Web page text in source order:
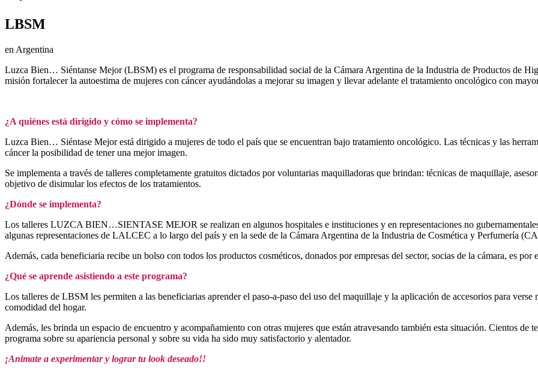
LBSM
en Argentina
Luzca Bien… Siéntanse Mejor (LBSM) es el programa de responsabilidad social de la Cámara Argentina de la Industria de Productos de
misión fortalecer la autoestima de mujeres con cáncer ayudándolas a mejorar su imagen y llevar adelante el tratamiento oncológico con
¿A quiénes está dirigido y cómo se implementa?
Luzca Bien… Siéntase Mejor está dirigido a mujeres de todo el país que se encuentran bajo tratamiento oncológico. Las técnicas y las
cáncer la posibilidad de tener una mejor imagen.
Se implementa a través de talleres completamente gratuitos dictados por voluntarias maquilladoras que brindan: técnicas de maquillaje,
objetivo de disimular los efectos de los tratamientos.
¿Dónde se implementa?
Los talleres LUZCA BIEN…SIENTASE MEJOR se realizan en algunos hospitales e instituciones y en representaciones no
algunas representaciones de LALCEC a lo largo del país y en la sede de la Cámara Argentina de la Industria de Cosmética y Perfumería
Además, cada beneficiaria recibe un bolso con todos los productos cosméticos, donados por empresas del sector, socias de la cámara, es
¿Qué se aprende asistiendo a este programa?
Los talleres de LBSM les permiten a las beneficiarias aprender el paso-a-paso del uso del maquillaje y la aplicación de accesorios para
comodidad del hogar.
Además, les brinda un espacio de encuentro y acompañamiento con otras mujeres que están atravesando también esta situación. Cientos
programa sobre su apariencia personal y sobre su vida ha sido muy satisfactorio y alentador.
¡Animate a experimentar y lograr tu look deseado!!